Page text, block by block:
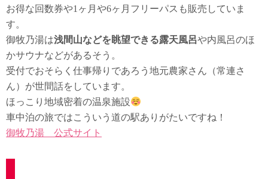
お得な回数券や1ヶ月や6ヶ月フリーパスも販売していま
す。
御牧乃湯は浅間山などを眺望できる露天風呂や内風呂のほ
かサウナなどがあるそう。
受付でおそらく仕事帰りであろう地元農家さん（常連さ
ん）が世間話をしています。
ほっこり地域密着の温泉施設
車中泊の旅ではこういう道の駅ありがたいですね！
御牧乃湯 公式サイト